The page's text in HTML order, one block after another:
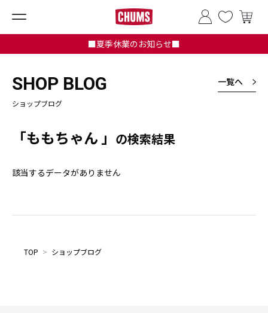
■夏季休業のお知らせ■
SHOP BLOG
ショップブログ
一覧へ
「ももちゃん 」 の検索結果
該当するデータがありません
TOP > ショップブログ